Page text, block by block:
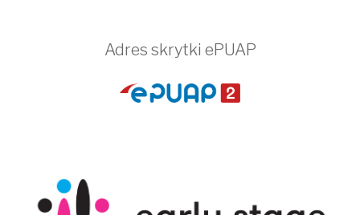
Adres skrytki ePUAP